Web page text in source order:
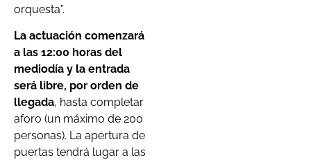
orquesta”.
La actuación comenzará
a las 12:00 horas del
mediodía y la entrada
será libre, por orden de
llegada, hasta completar
aforo (un máximo de 200
personas). La apertura de
puertas tendrá lugar a las